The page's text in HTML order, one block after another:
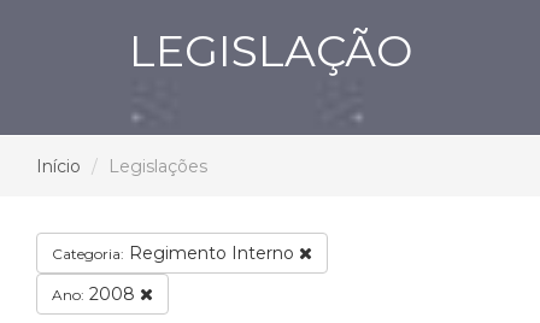
LEGISLAÇÃO
Início Legislações
Categoria: Regimento Interno
Ano: 2008